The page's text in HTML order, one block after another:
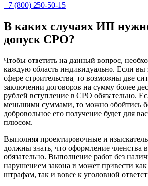
+7 (800) 250-50-15
В каких случаях ИП
допуск СРО?
Чтобы ответить на данный вопрос,
каждую область индивидуально. Если вы
сфере строительства, то возможны две
заключении договоров на сумму более
рублей вступление в СРО обязательно.
меньшими суммами, то можно обойтись
добровольное его получение будет для
плюсом.
Выполняя проектировочные и
должны знать, что оформление членства
обязательно. Выполнение работ без
нарушением закона и может привести
штрафам, так и вовсе к уголовной